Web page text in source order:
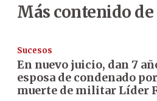
Más contenido de
Sucesos
En nuevo juicio, dan 7
esposa de condenado por
muerte de militar Líder